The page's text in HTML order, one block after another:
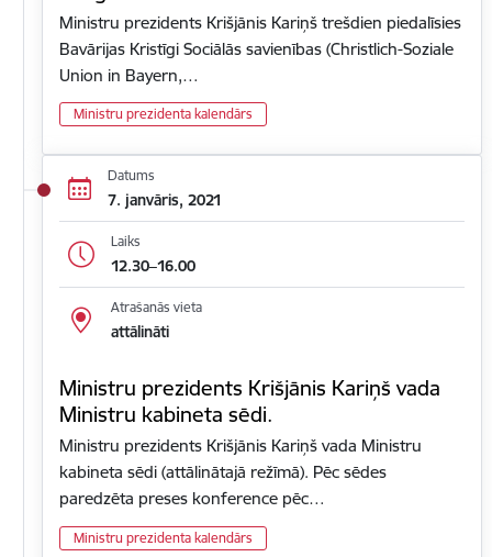
Ministru prezidents Krišjānis Kariņš trešdien piedalīsies
Bavārijas Kristīgi Sociālās savienības (Christlich-Soziale
Union in Bayern,…
Ministru prezidenta kalendārs
Datums
7. janvāris, 2021
Laiks
12.30–16.00
Atrašanās vieta
attālināti
Ministru prezidents Krišjānis Kariņš vada
Ministru kabineta sēdi.
Ministru prezidents Krišjānis Kariņš vada Ministru
kabineta sēdi (attālinātajā režīmā). Pēc sēdes
paredzēta preses konference pēc…
Ministru prezidenta kalendārs